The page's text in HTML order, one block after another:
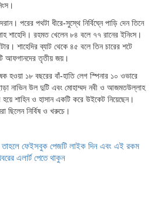
পরের পথটা ধীরে-সুস্থে নির্বিঘ্নে পাড়ি দেন তিনে
শাহেদি। রহমত খেলেন ৮৪ বলে ৭৭ রানের ইনিংস।
শাহেদির ব্যাট থেকে ৪৫ বলে তিন চারের শটে
আফগানদের ‍তৃতীয় জয়।
হওয়া ১৮ বছরের বাঁ-হাতি লেগ স্পিনার ১০ ওভারে
নাভিন উল দুটি এবং মোহাম্মদ নবী ও আজমতউল্লাহ
শাহিন ও হাসান একটি করে উইকেট নিয়েছেন।
ছিলেন নির্বিষ ও খরুচে।
তাহলে ফেইসবুক পেজটি লাইক দিন এবং এই রকম
এলার্ট পেতে থাকুন